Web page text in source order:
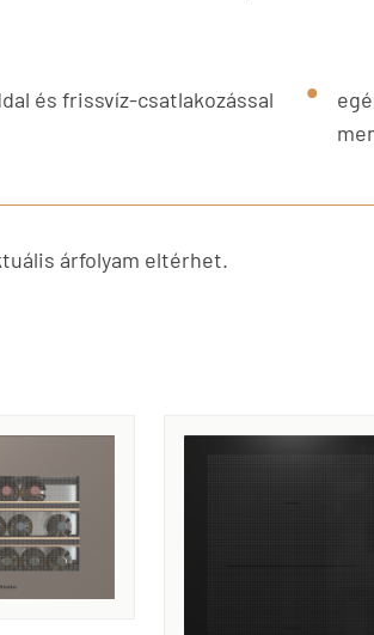
és frissvíz-csatlakozással
árfolyam eltérhet.